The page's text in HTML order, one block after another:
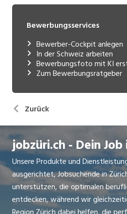
Bewerbungsservices
Bewerber-Cockpit anlegen
In der Schweiz arbeiten
Bewerbungsfoto mit KI
Zum Bewerbungsratgeber
Zurück
jobzüri.ch - Dein
Unsere Produkte und
ausgerichtet, Jobsuchende in
unterstützen, die optimalen
entdecken, während wir